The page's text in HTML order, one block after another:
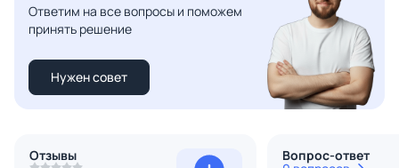
Ответим на все вопросы и поможем
принять решение
Нужен совет
Отзывы
Вопрос-ответ